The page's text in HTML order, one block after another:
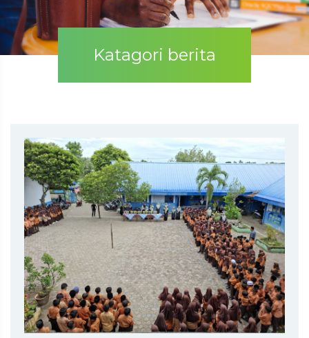
Katagori berita